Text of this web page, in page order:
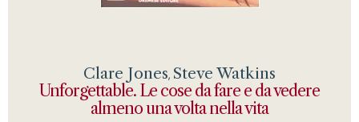
Clare Jones, Steve Watkins
Unforgettable. Le cose da fare e da vedere
almeno una volta nella vita